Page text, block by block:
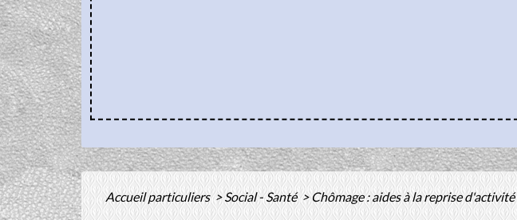
Accueil particuliers> Social - Santé > Chômage : aides à la reprise d'activité